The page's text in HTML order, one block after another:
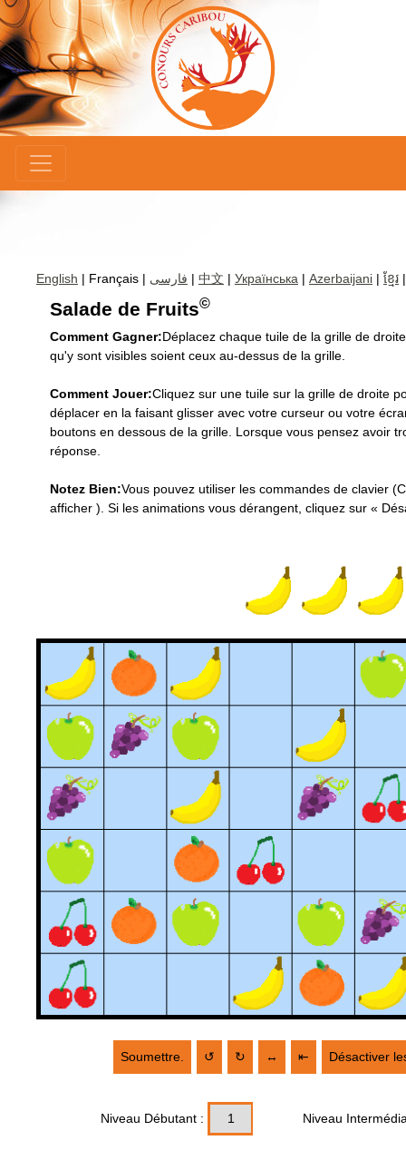
English | Français | فارسی | 中文 | Українська | Azerbaijani | ខ្មែរ
Salade de Fruits©
Comment Gagner:Déplacez chaque tuile de la grille de
qu'y sont visibles soient ceux au-dessus de la grille.
Comment Jouer:Cliquez sur une tuile sur la grille de droite
déplacer en la faisant glisser avec votre curseur ou votre
boutons en dessous de la grille. Lorsque vous pensez avoir
réponse.
Notez Bien:Vous pouvez utiliser les commandes de clavier
afficher ). Si les animations vous dérangent, cliquez sur «
Soumettre. ↺ ↻ ↔ ⇤ Désactiver
Niveau Débutant : 1 Niveau